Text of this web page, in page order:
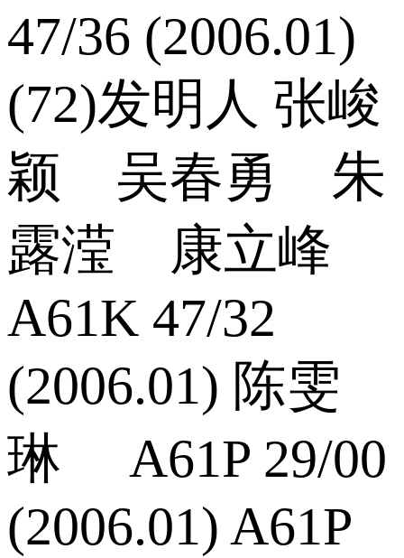
47/36 (2006.01)
(72)发明人 张峻
颖 吴春勇 朱
露滢 康立峰
A61K 47/32
(2006.01) 陈雯
琳 A61P 29/00
(2006.01) A61P